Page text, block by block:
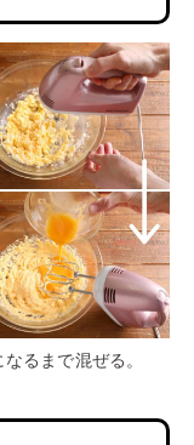
なるまで混ぜる。